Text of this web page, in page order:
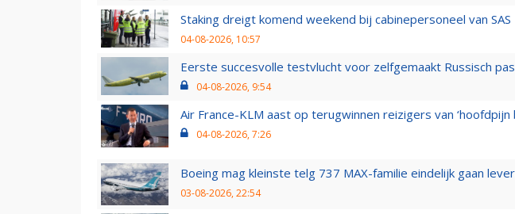
Staking dreigt komend weekend bij cabinepersoneel van
04-08-2026, 10:57
Eerste succesvolle testvlucht voor zelfgemaakt Russisch
04-08-2026, 9:54
Air France-KLM aast op terugwinnen reizigers van ‘hoofdpijn
04-08-2026, 7:26
Boeing mag kleinste telg 737 MAX-familie eindelijk gaan
03-08-2026, 22:54